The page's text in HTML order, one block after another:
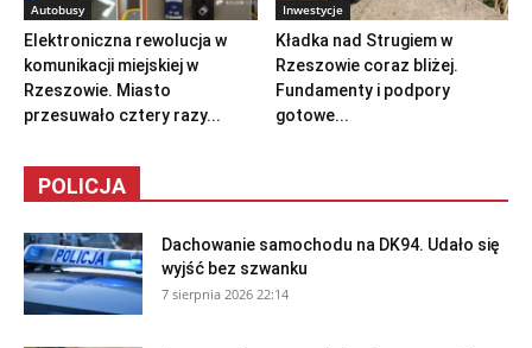
Autobusy
Elektroniczna rewolucja w
komunikacji miejskiej w
Rzeszowie. Miasto
przesuwało cztery razy...
Inwestycje
Kładka nad Strugiem w
Rzeszowie coraz bliżej.
Fundamenty i podpory
gotowe...
POLICJA
Dachowanie samochodu na DK94. Udało się
wyjść bez szwanku
7 sierpnia 2026 22:14